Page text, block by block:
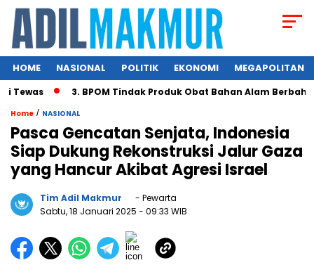
HOME NASIONAL POLITIK EKONOMI MEGAPOLITAN
3. BPOM Tindak Produk Obat Bahan Alam Berbahaya
Home / NASIONAL
Pasca Gencatan Senjata, Indonesia
Siap Dukung Rekonstruksi Jalur Gaza
yang Hancur Akibat Agresi Israel
Tim Adil Makmur
- Pewarta
Sabtu, 18 Januari 2025 - 09:33 WIB